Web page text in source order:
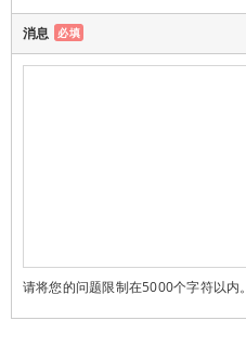
消息 必填
请将您的问题限制在5000个字符以内。